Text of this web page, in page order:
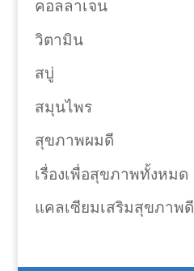
คอลลาเจน
วิตามิน
สบู่
สมุนไพร
สุขภาพผมดี
เรื่องเพื่อสุขภาพทั้งหมด
แคลเซียมเสริมสุขภาพดี